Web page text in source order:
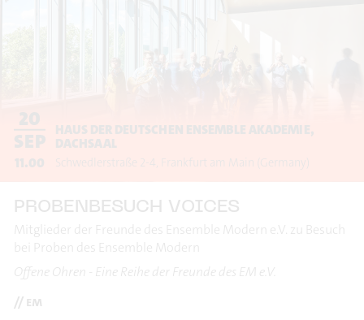
20
SEP
11.00
HAUS DER DEUTSCHEN ENSEMBLE AKADEMIE,
DACHSAAL
Schwedlerstraße 2-4 Frankfurt am Main (Germany)
PROBENBESUCH VOICES
Mitglieder der Freunde des Ensemble Modern e.V. zu Besuch
bei Proben des Ensemble Modern
Offene Ohren - Eine Reihe der Freunde des EM e.V.
// em